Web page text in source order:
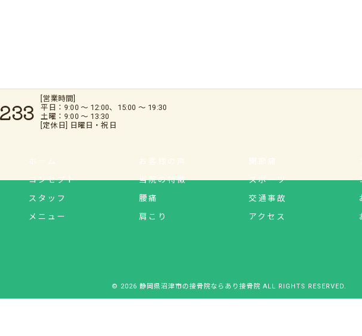
[営業時間]
平日：9:00 〜 12:00、15:00 〜 19:30
土曜：9:00 〜 13:30
[定休日] 日曜日・祝日
コンセプト
スタッフ
メニュー
当院の特徴
腰痛
肩こり
スポーツ
交通事故
アクセス
© 2026 静岡県沼津市の接骨院ならあり接骨院 ALL RIGHTS RESERVED.